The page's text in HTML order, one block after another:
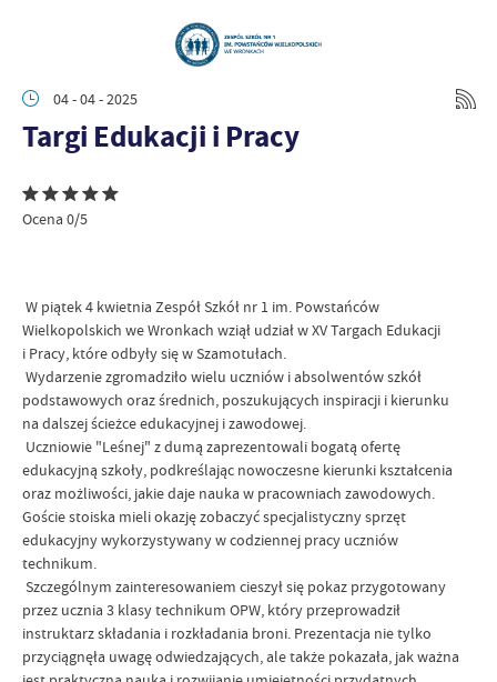
04 - 04 - 2025
Targi Edukacji i Pracy
Ocena 0/5
W piątek 4 kwietnia Zespół Szkół nr 1 im. Powstańców
Wielkopolskich we Wronkach wziął udział w XV Targach Edukacji
i Pracy, które odbyły się w Szamotułach.
Wydarzenie zgromadziło wielu uczniów i absolwentów szkół
podstawowych oraz średnich, poszukujących inspiracji i kierunku
na dalszej ścieżce edukacyjnej i zawodowej.
Uczniowie "Leśnej" z dumą zaprezentowali bogatą ofertę
edukacyjną szkoły, podkreślając nowoczesne kierunki kształcenia
oraz możliwości, jakie daje nauka w pracowniach zawodowych.
Goście stoiska mieli okazję zobaczyć specjalistyczny sprzęt
edukacyjny wykorzystywany w codziennej pracy uczniów
technikum.
Szczególnym zainteresowaniem cieszył się pokaz przygotowany
przez ucznia 3 klasy technikum OPW, który przeprowadził
instruktarz składania i rozkładania broni. Prezentacja nie tylko
przyciągnęła uwagę odwiedzających, ale także pokazała, jak ważna